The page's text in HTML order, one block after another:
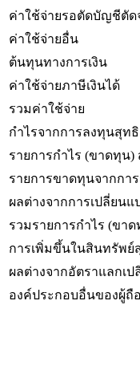
ค่าใช้จ่ายรอตัดบัญชีตัด
ค่าใช้จ่ายอื่น
ต้นทุนทางการเงิน
ค่าใช้จ่ายภาษีเงินได้
รวมค่าใช้จ่าย
กำไรจากการลงทุนสุทธิ
รายการกำไร (ขาดทุน)
รายการขาดทุนจากกา
ผลต่างจากการเปลี่ยน
รวมรายการกำไร (ขา
การเพิ่มขึ้นในสินทรัพย์
ผลต่างจากอัตราแลกเป
องค์ประกอบอื่นของผู้ถื